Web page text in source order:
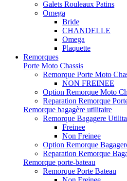
Galets Rouleaux Patins
Omega
Bride
CHANDELLE
Omega
Plaquette
Remorques
Porte Moto Chassis
Remorque Porte Moto
NON FREINEE
Option Remorque Moto
Reparation Remorque
Remorque bagagère utilitaire
Remorque Bagagere
Freinee
Non Freinee
Option Remorque
Reparation Remorque
Remorque porte-bateau
Remorque Porte Bateau